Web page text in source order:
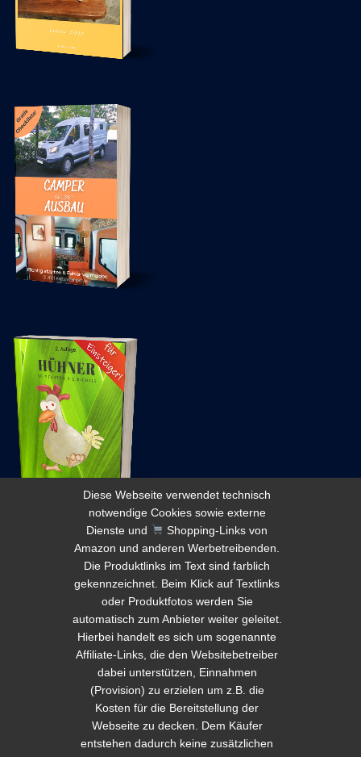
© 2026 Tauchsignalgeber.de Diese Webseite
verwendet technisch notwendige Cookies sowie
externe Dienste und
Shopping-Links von Amazon
und anderen Werbetreibenden. Die Produktlinks im
Text sind farblich gekennzeichnet. Beim Klick auf
Textlinks oder Produktfotos werden Sie automatisch
zum Anbieter weiter geleitet. Hierbei handelt es sich
um sogenannte Affiliate-Links, die den
Diese Webseite verwendet technisch
notwendige Cookies sowie externe
Dienste und
Shopping-Links von
Amazon und anderen Werbetreibenden.
Die Produktlinks im Text sind farblich
gekennzeichnet. Beim Klick auf Textlinks
oder Produktfotos werden Sie
automatisch zum Anbieter weiter geleitet.
Hierbei handelt es sich um sogenannte
Affiliate-Links, die den Websitebetreiber
dabei unterstützen, Einnahmen
(Provision) zu erzielen um z.B. die
Kosten für die Bereitstellung der
Webseite zu decken. Dem Käufer
entstehen dadurch keine zusätzlichen